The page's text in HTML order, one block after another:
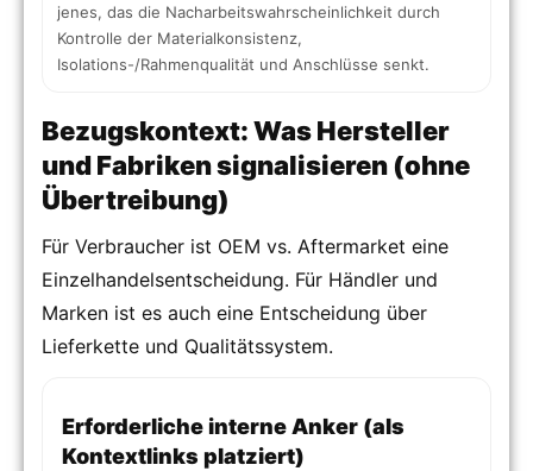
jenes, das die Nacharbeitswahrscheinlichkeit durch
Kontrolle der Materialkonsistenz,
Isolations-/Rahmenqualität und Anschlüsse senkt.
Bezugskontext: Was Hersteller
und Fabriken signalisieren (ohne
Übertreibung)
Für Verbraucher ist OEM vs. Aftermarket eine
Einzelhandelsentscheidung. Für Händler und
Marken ist es auch eine Entscheidung über
Lieferkette und Qualitätssystem.
Erforderliche interne Anker (als
Kontextlinks platziert)